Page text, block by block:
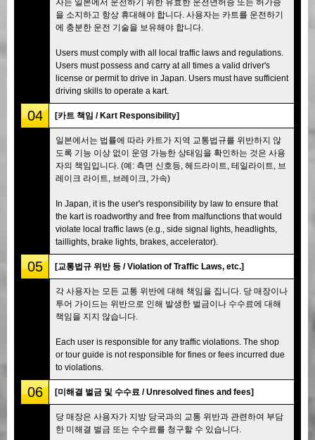
을 소지하고 항상 휴대해야 합니다. 사용자는 카트를 운전하기
에 충분한 운전 기술을 보유해야 합니다.
Users must comply with all local traffic laws and regulations.
Users must possess and carry at all times a valid driver's
license or permit to drive in Japan. Users must have sufficient
driving skills to operate a kart.
04 [카트 책임 / Kart Responsibility]
일본에서는 법률에 따라 카트가 지역 교통법규를 위반하지 않
도록 기능 이상 없이 운영 가능한 상태임을 확인하는 것은 사용
자의 책임입니다. (예: 측면 신호등, 헤드라이트, 테일라이트, 브
레이크 라이트, 브레이크, 가속)
In Japan, it is the user's responsibility by law to ensure that
the kart is roadworthy and free from malfunctions that would
violate local traffic laws (e.g., side signal lights, headlights,
taillights, brake lights, brakes, accelerator).
05 [교통법규 위반 등 / Violation of Traffic Laws, etc.]
각 사용자는 모든 교통 위반에 대해 책임을 집니다. 당 매장이나
투어 가이드는 위반으로 인해 발생한 벌금이나 수수료에 대해
책임을 지지 않습니다.
Each user is responsible for any traffic violations. The shop
or tour guide is not responsible for fines or fees incurred due
to violations.
06 [미해결 벌금 및 수수료 / Unresolved fines and fees]
당 매장은 사용자가 지방 당국과의 교통 위반과 관련하여 부담
한 미해결 벌금 또는 수수료를 청구할 수 있습니다.